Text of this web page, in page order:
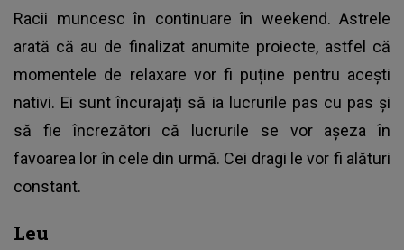
Racii muncesc în continuare în weekend. Astrele
arată că au de finalizat anumite proiecte, astfel că
momentele de relaxare vor fi puține pentru acești
nativi. Ei sunt încurajați să ia lucrurile pas cu pas și
să fie încrezători că lucrurile se vor așeza în
favoarea lor în cele din urmă. Cei dragi le vor fi alături
constant.
Leu